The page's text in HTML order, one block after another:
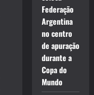
Federação
Argentina
no centro
de apuração
durante a
Copa do
Mundo